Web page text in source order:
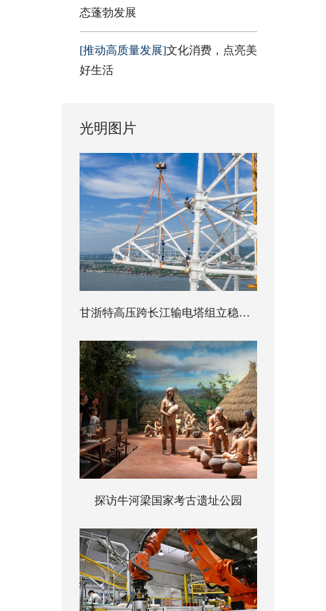
态蓬勃发展
[推动高质量发展]文化消费，点亮美
好生活
光明图片
甘浙特高压跨长江输电塔组立稳步推进
探访牛河梁国家考古遗址公园